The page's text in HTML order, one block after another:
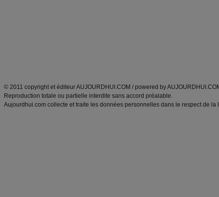
© 2011 copyright et éditeur AUJOURDHUI.COM / powered by
Reproduction totale ou partielle interdite sans accord préalable.
Aujourdhui.com collecte et traite les données personnelles dans le respect de